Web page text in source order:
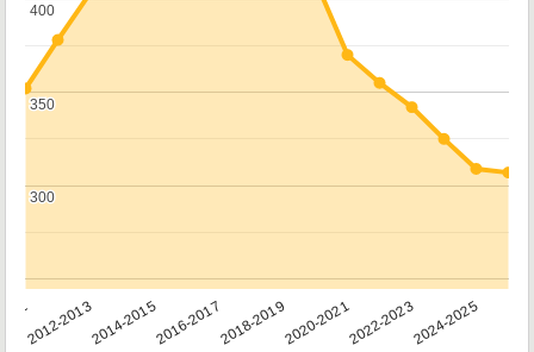
2012-20132014-20152016-20172018-20192020-20212022-20232024-2025
300
300
350
350
400
400